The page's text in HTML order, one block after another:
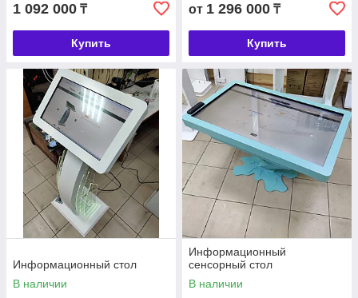
1 092 000 ₸
Купить
от 1 296 000 ₸
Купить
Информационный стол
В наличии
Информационный
сенсорный стол
В наличии